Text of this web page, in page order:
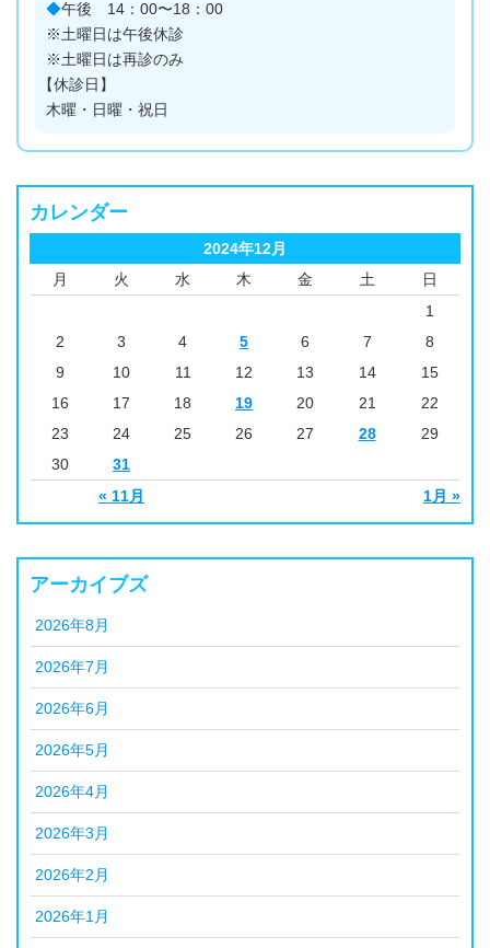
◆午後 14：00〜18：00
※土曜日は午後休診
※土曜日は再診のみ
【休診日】
木曜・日曜・祝日
カレンダー
2024年12月
月
火 水 木 金 土 日
« 11月 1月 »
1
2
3 4 5 6 7
8
9
10 11 12 13 14
15
16
17 18 19 20 21
22
23
24 25 26 27 28
29
30
31
アーカイブズ
2026年8月
2026年7月
2026年6月
2026年5月
2026年4月
2026年3月
2026年2月
2026年1月